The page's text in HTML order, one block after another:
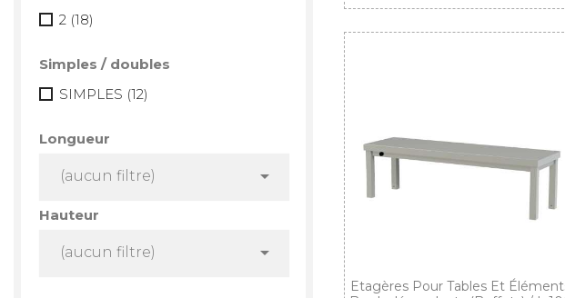
2 (18)
Simples / doubles
SIMPLES (12)
Longueur
(aucun filtre) 
Hauteur
(aucun filtre) 
Etagères Pour Tables Et